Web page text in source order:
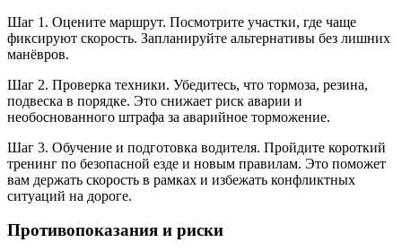
Шаг 1. Оцените маршрут. Посмотрите участки, где чаще
фиксируют скорость. Запланируйте альтернативы без лишних
манёвров.
Шаг 2. Проверка техники. Убедитесь, что тормоза, резина,
подвеска в порядке. Это снижает риск аварии и
необоснованного штрафа за аварийное торможение.
Шаг 3. Обучение и подготовка водителя. Пройдите короткий
тренинг по безопасной езде и новым правилам. Это поможет
вам держать скорость в рамках и избежать конфликтных
ситуаций на дороге.
Противопоказания и риски